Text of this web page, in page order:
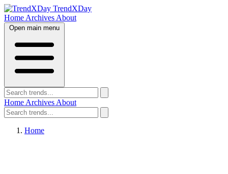
TrendXDay
Home Archives About
Open main menu
Home Archives About
Home